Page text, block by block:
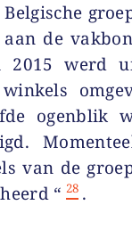
de
2015 werd
ogenblik
van de
“ 28 .